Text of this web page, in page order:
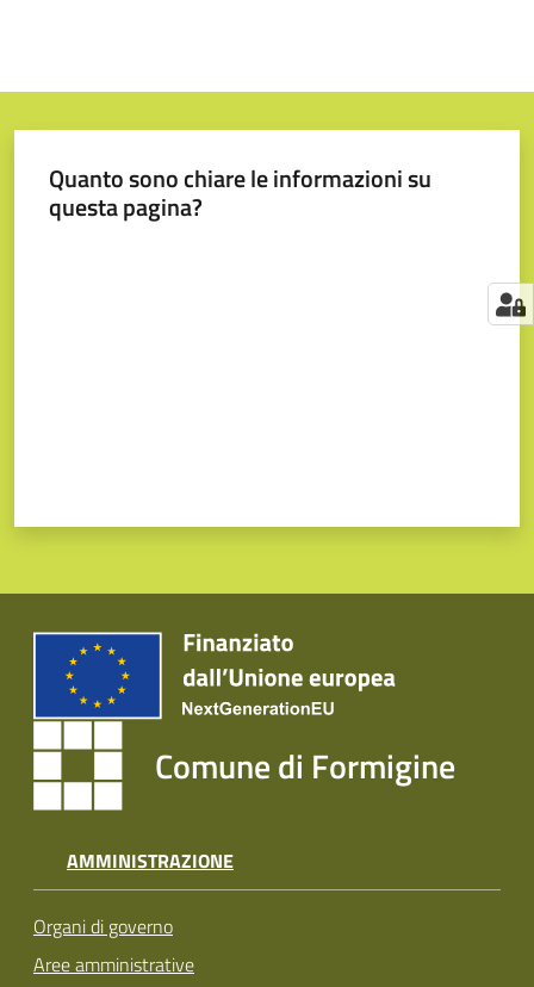
Quanto sono chiare le informazioni su
questa pagina?
Comune di Formigine
AMMINISTRAZIONE
Organi di governo
Aree amministrative